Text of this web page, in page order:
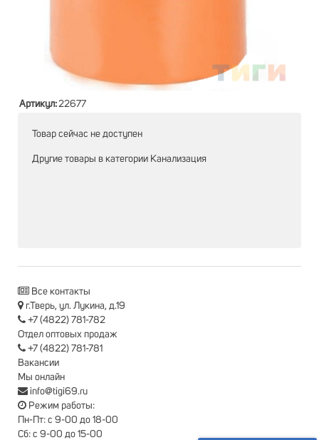
Артикул:22677
Товар сейчас не доступен
Другие товары в категории Канализация
Все контакты
г.Тверь, ул. Лукина, д.19
+7 (4822) 781-782
Отдел оптовых продаж
+7 (4822) 781-781
Вакансии
Мы онлайн
info@tigi69.ru
Режим работы:
Пн-Пт: с 9-00 до 18-00
Сб: с 9-00 до 15-00